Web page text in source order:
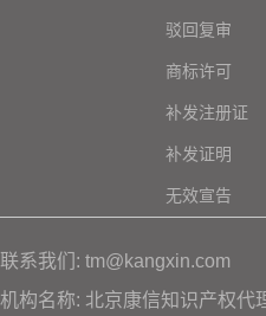
驳回复审
商标许可
补发注册证
补发证明
无效宣告
联系我们: tm@kangxin.com
机构名称: 北京康信知识产权代